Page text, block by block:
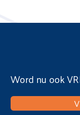
Word nu ook